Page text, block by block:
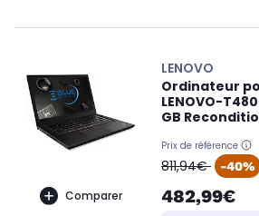
Comparer
LENOVO
Ordinateur
LENOVO-
GB
Prix de référence
oldPrice
811,94€ -40%
482,99€